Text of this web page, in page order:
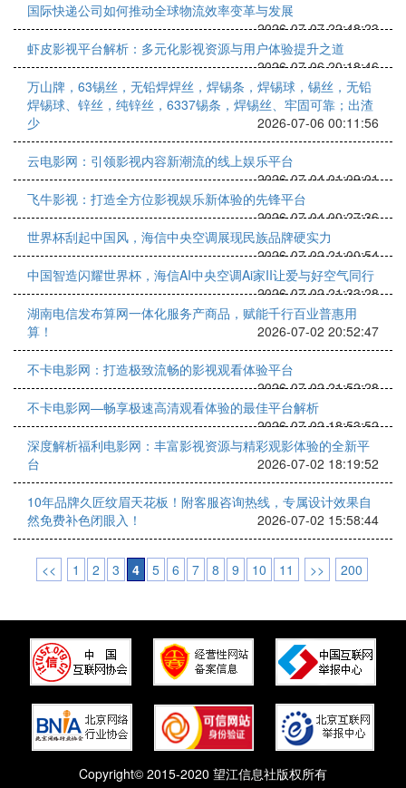
国际快递公司如何推动全球物流效率变革与发展
2026-07-07 22:48:23
虾皮影视平台解析：多元化影视资源与用户体验提升之道
2026-07-06 20:18:46
万山牌，63锡丝，无铅焊焊丝，焊锡条，焊锡球，锡丝，无铅
焊锡球、锌丝，纯锌丝，6337锡条，焊锡丝、牢固可靠；出渣
少
2026-07-06 00:11:56
云电影网：引领影视内容新潮流的线上娱乐平台
2026-07-04 01:09:01
飞牛影视：打造全方位影视娱乐新体验的先锋平台
2026-07-04 00:27:36
世界杯刮起中国风，海信中央空调展现民族品牌硬实力
2026-07-02 21:00:54
中国智造闪耀世界杯，海信AI中央空调Ai家II让爱与好空气同行
2026-07-02 21:33:28
湖南电信发布算网一体化服务产商品，赋能千行百业普惠用
算！
2026-07-02 20:52:47
不卡电影网：打造极致流畅的影视观看体验平台
2026-07-02 21:52:28
不卡电影网—畅享极速高清观看体验的最佳平台解析
2026-07-02 18:53:52
深度解析福利电影网：丰富影视资源与精彩观影体验的全新平
台
2026-07-02 18:19:52
10年品牌久匠纹眉天花板！附客服咨询热线，专属设计效果自
然免费补色闭眼入！
2026-07-02 15:58:44
<< 1 2 3 4 5 6 7 8 9 10 11 >> 200
Copyright© 2015-2020 望江信息社版权所有